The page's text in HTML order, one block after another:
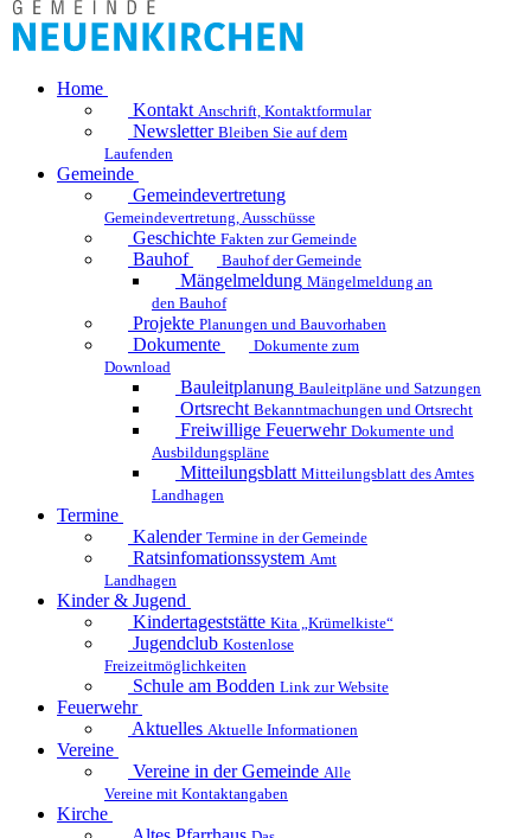
Home
Kontakt Anschrift, Kontaktformular
Newsletter Bleiben Sie auf dem
Laufenden
Gemeinde
Gemeindevertretung
Gemeindevertretung, Ausschüsse
Geschichte Fakten zur Gemeinde
Bauhof Bauhof der Gemeinde
Mängelmeldung Mängelmeldung an
den Bauhof
Projekte Planungen und Bauvorhaben
Dokumente
Dokumente zum
Download
Bauleitplanung Bauleitpläne und Satzungen
Ortsrecht Bekanntmachungen und Ortsrecht
Freiwillige Feuerwehr Dokumente und
Ausbildungspläne
Mitteilungsblatt Mitteilungsblatt des Amtes
Landhagen
Termine
Kalender Termine in der Gemeinde
Ratsinfomationssystem Amt
Landhagen
Kinder & Jugend
Kindertageststätte Kita „Krümelkiste“
Jugendclub Kostenlose
Freizeitmöglichkeiten
Schule am Bodden Link zur Website
Feuerwehr
Aktuelles Aktuelle Informationen
Vereine
Vereine in der Gemeinde Alle
Vereine mit Kontaktangaben
Kirche